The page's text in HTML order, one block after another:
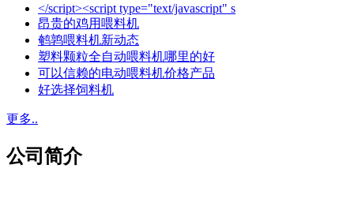
</script><script type="text/javascript" s
昂贵的鸡用喂料机
鹌鹑喂料机新动态
塑料颗粒全自动喂料机哪里的好
可以信赖的电动喂料机价格产品
好选择饲料机
更多..
公司简介